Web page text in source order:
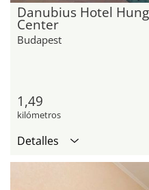
Danubius Hotel
Center
Budapest
1,49
kilómetros
Detalles